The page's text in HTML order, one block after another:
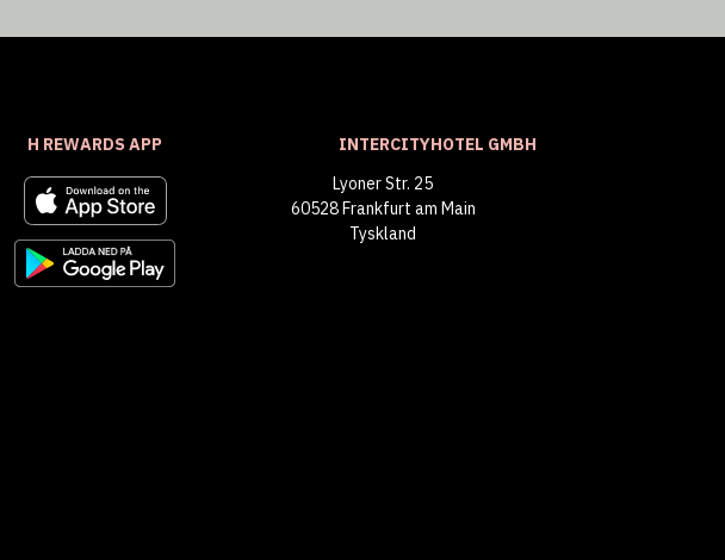
H REWARDS APP
INTERCITYHOTEL GMBH
Lyoner Str. 25
60528 Frankfurt am Main
Tyskland